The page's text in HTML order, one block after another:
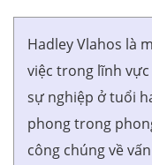
Hadley Vlahos là
việc trong lĩnh
sự nghiệp ở tuổi
phong trong
công chúng về